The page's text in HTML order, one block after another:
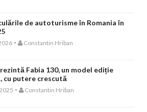
de autoturisme în Romania în
- Constantin Hriban
Fabia 130, un model ediție
cu putere crescută
- Constantin Hriban